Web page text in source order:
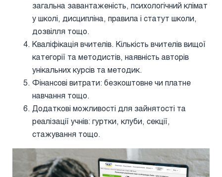
загальна завантаженість, психологічний клімат
у школі, дисципліна, правила і статут школи,
дозвілля тощо.
Кваліфікація вчителів. Кількість вчителів вищої
категорії та методистів, наявність авторів
унікальних курсів та методик.
Фінансові витрати: безкоштовне чи платне
навчання тощо.
Додаткові можливості для зайнятості та
реалізації учнів: гуртки, клуби, секції,
стажування тощо.